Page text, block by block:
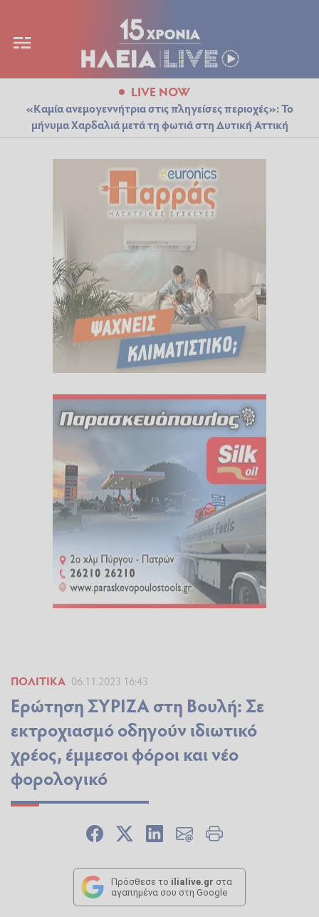
LIVE NOW
«Καμία ανεμογεννήτρια στις πληγείσες περιοχές»: Το
μήνυμα Χαρδαλιά μετά τη φωτιά στη Δυτική Αττική
ΠΟΛΙΤΙΚΆ 06.11.2023 16:43
Ερώτηση ΣΥΡΙΖΑ στη Βουλή: Σε
εκτροχιασμό οδηγούν ιδιωτικό
χρέος, έμμεσοι φόροι και νέο
φορολογικό
Πρόσθεσε το ilialive.gr στα
αγαπημένα σου στη Google